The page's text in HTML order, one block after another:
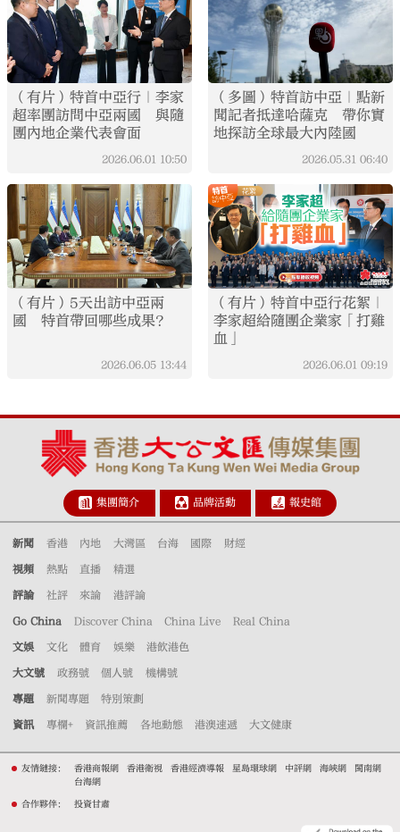
（有片）特首中亞行｜李家
超率團訪問中亞兩國 與隨
團內地企業代表會面
2026.06.01 10:50
（多圖）特首訪中亞｜點新
聞記者抵達哈薩克 帶你實
地探訪全球最大內陸國
2026.05.31 06:40
（有片）5天出訪中亞兩
國 特首帶回哪些成果？
2026.06.05 13:44
（有片）特首中亞行花絮｜
李家超給隨團企業家「打雞
血」
2026.06.01 09:19
集團簡介 品牌活動 報史館
新聞 香港 內地 大灣區 台海 國際 財經
視頻 熱點 直播 精選
評論 社評 來論 港評論
Go China Discover China China Live Real China
文娛 文化 體育 娛樂 港飲港色
大文號 政務號 個人號 機構號
專題 新聞專題 特別策劃
資訊 專欄+ 資訊推薦 各地動態 港澳速遞 大文健康
友情鏈接： 香港商報網 香港衛視 香港經濟導報 星島環球網 中評網 海峽網
閩南網
台海網
合作夥伴： 投資甘肅